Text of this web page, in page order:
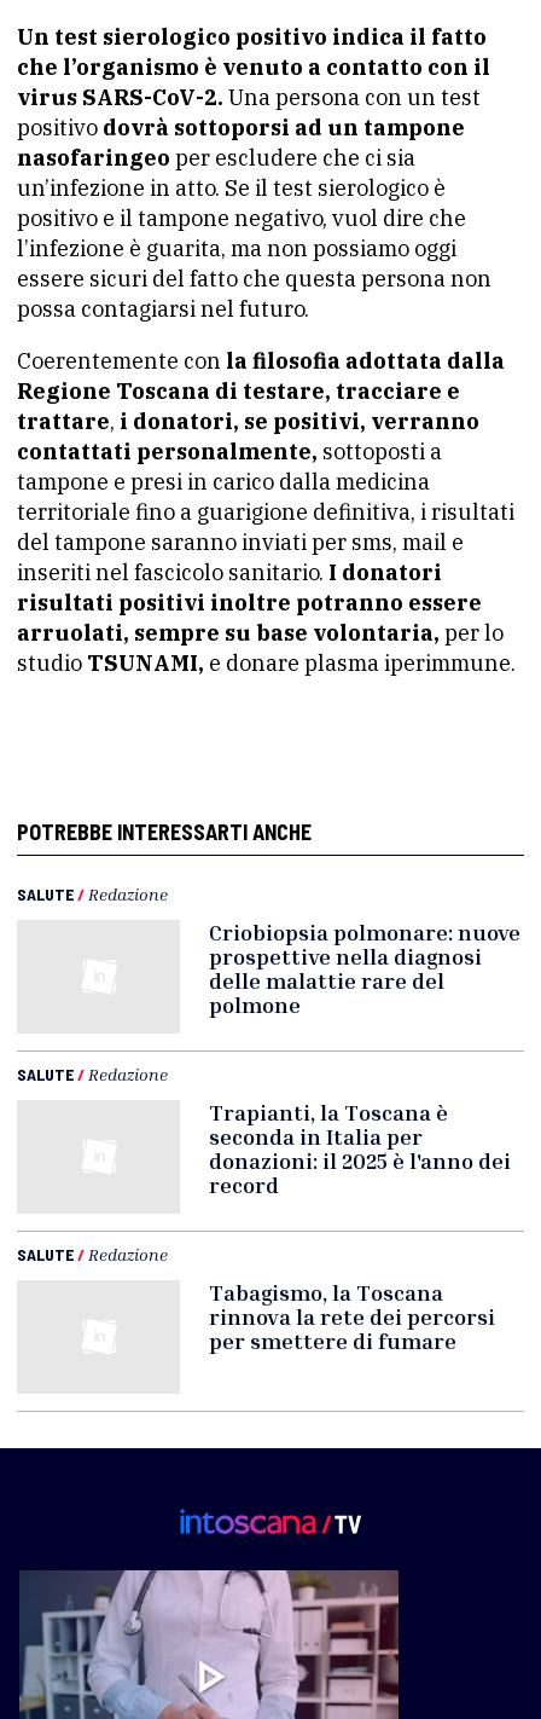
Un test sierologico positivo indica il fatto
che l’organismo è venuto a contatto con il
virus SARS-CoV-2. Una persona con un test
positivo dovrà sottoporsi ad un tampone
nasofaringeo per escludere che ci sia
un’infezione in atto. Se il test sierologico è
positivo e il tampone negativo, vuol dire che
l’infezione è guarita, ma non possiamo oggi
essere sicuri del fatto che questa persona non
possa contagiarsi nel futuro.
Coerentemente con la filosofia adottata dalla
Regione Toscana di testare, tracciare e
trattare, i donatori, se positivi, verranno
contattati personalmente, sottoposti a
tampone e presi in carico dalla medicina
territoriale fino a guarigione definitiva, i risultati
del tampone saranno inviati per sms, mail e
inseriti nel fascicolo sanitario. I donatori
risultati positivi inoltre potranno essere
arruolati, sempre su base volontaria, per lo
studio TSUNAMI, e donare plasma iperimmune.
POTREBBE INTERESSARTI ANCHE
SALUTE/ Redazione
Criobiopsia polmonare: nuove
prospettive nella diagnosi
delle malattie rare del
polmone
SALUTE/ Redazione
Trapianti, la Toscana è
seconda in Italia per
donazioni: il 2025 è l'anno dei
record
SALUTE/ Redazione
Tabagismo, la Toscana
rinnova la rete dei percorsi
per smettere di fumare